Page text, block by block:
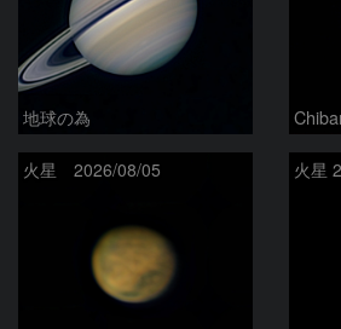
地球の為
火星 2026/08/05 火星